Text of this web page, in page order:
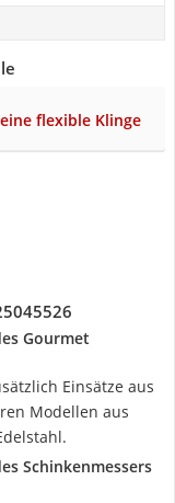
flexible Klinge
Gourmet
Einsätze aus
Modellen aus
Schinkenmessers